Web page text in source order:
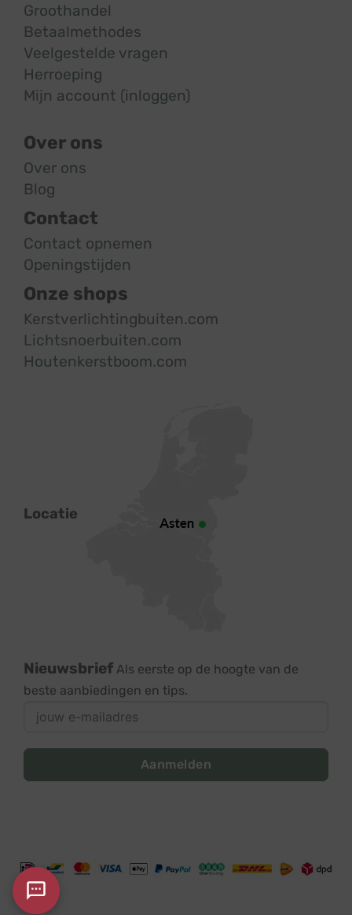
Groothandel
Betaalmethodes
Veelgestelde vragen
Herroeping
Mijn account (inloggen)
Over ons
Over ons
Blog
Contact
Contact opnemen
Openingstijden
Onze shops
Kerstverlichtingbuiten.com
Lichtsnoerbuiten.com
Houtenkerstboom.com
Locatie
Nieuwsbrief Als eerste op de hoogte van de
beste aanbiedingen en tips.
Aanmelden